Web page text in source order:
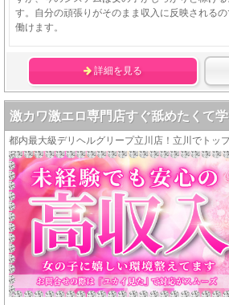
す。自分の頑張りがそのまま収入に反映される
働けます。
詳細を見る
激カワ激エロ専門店すぐ舐めたくて学
都内最大級デリヘルグリープ立川店！立川でトッ